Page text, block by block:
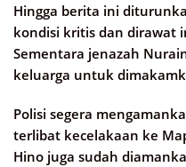
Hingga berita ini
kondisi kritis dan dirawat
Sementara jenazah
keluarga untuk
Polisi segera
terlibat kecelakaan ke
Hino juga sudah